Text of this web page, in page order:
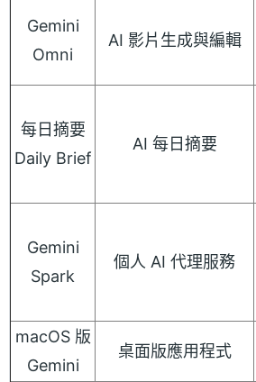
Gemini
Omni
AI 影片生成與編輯
每日摘要
Daily Brief
AI 每日摘要
Gemini
Spark
個人 AI 代理服務
macOS 版
Gemini
桌面版應用程式